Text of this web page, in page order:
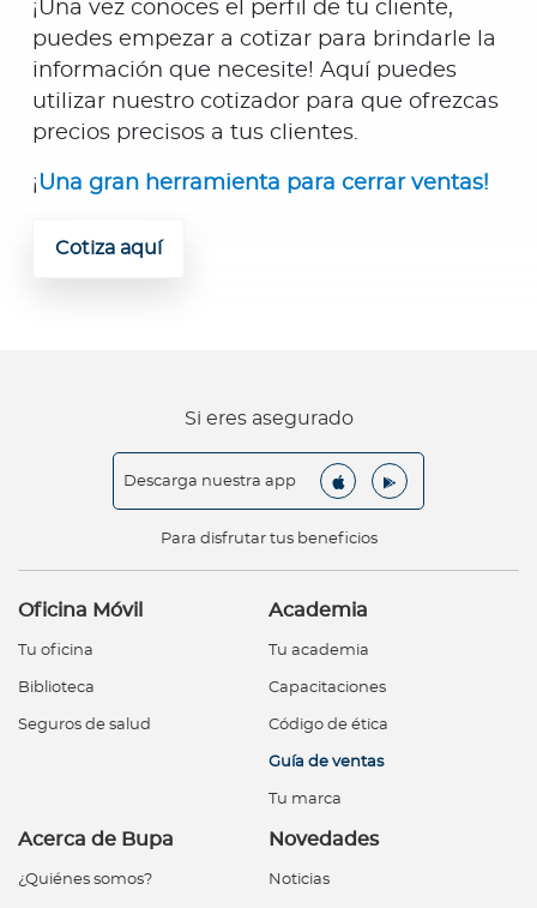
¡Una vez conoces el perfil de tu cliente,
puedes empezar a cotizar para brindarle la
información que necesite! Aquí puedes
utilizar nuestro cotizador para que ofrezcas
precios precisos a tus clientes.
¡Una gran herramienta para cerrar ventas!
Cotiza aquí
Si eres asegurado
Descarga nuestra app
Para disfrutar tus beneficios
Oficina Móvil
Tu oficina
Biblioteca
Seguros de salud
Academia
Tu academia
Capacitaciones
Código de ética
Guía de ventas
Tu marca
Acerca de Bupa
¿Quiénes somos?
Novedades
Noticias